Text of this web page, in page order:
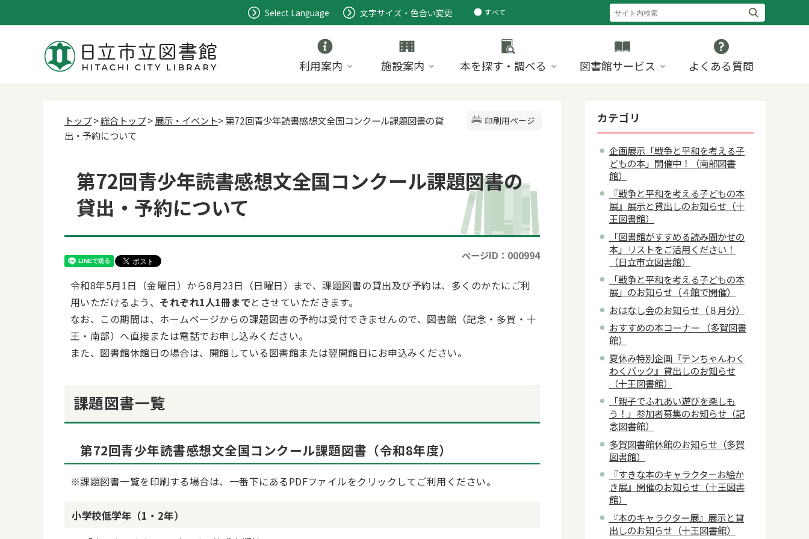
Select Language 文字サイズ・色合い変更
すべて
ページ
利用案内 施設案内 本を探す・調べる 図書館サービス よくある質問
印刷用ページ
トップ>総合トップ>展示・イベント> 第72回青少年読書感想文全国コンクール課題図書の貸
出・予約について
第72回青少年読書感想文全国コンクール課題図書の
貸出・予約について
ページID：000994
令和8年5月1日（金曜日）から8月23日（日曜日）まで、課題図書の貸出及び予約は、多くのかたにご利
用いただけるよう、 それぞれ1人1冊までとさせていただきます。
なお、この期間は、ホームページからの課題図書の予約は受付できませんので、図書館（記念・多賀・十
王・南部）へ直接または電話でお申し込みください。
また、図書館休館日の場合は、開館している図書館または翌開館日にお申込みください。
課題図書一覧
第72回青少年読書感想文全国コンクール課題図書（令和8年度）
※課題図書一覧を印刷する場合は、一番下にあるPDFファイルをクリックしてご利用ください。
小学校低学年（1・2年）
カテゴリ
企画展示「戦争と平和を考える子
どもの本」開催中！（南部図書
館）
『戦争と平和を考える子どもの本
展』展示と貸出しのお知らせ（十
王図書館）
「図書館がすすめる読み聞かせの
本」リストをご活用ください！
（日立市立図書館）
「戦争と平和を考える子どもの本
展」のお知らせ（４館で開催）
おはなし会のお知らせ（８月分）
おすすめの本コーナー （多賀図書
館）
夏休み特別企画『テンちゃんわく
わくパック』貸出しのお知らせ
（十王図書館）
「親子でふれあい遊びを楽しも
う！」参加者募集のお知らせ（記
念図書館）
多賀図書館休館のお知らせ（多賀
図書館）
『すきな本のキャラクターお絵か
き展』開催のお知らせ（十王図書
館）
『本のキャラクター展』展示と貸
出しのお知らせ（十王図書館）